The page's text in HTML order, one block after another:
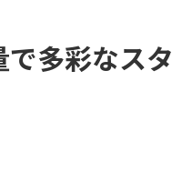
多彩なスタ